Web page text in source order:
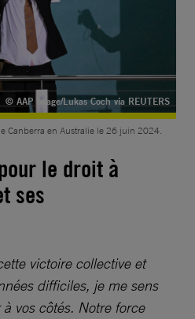
© AAP image/Lukas Coch via REUTERS
Canberra en Australie le 26 juin 2024.
le droit à
ses
victoire collective et
difficiles, je me sens
vos côtés. Notre force